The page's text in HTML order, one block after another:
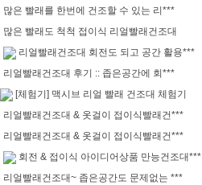
많은 빨래를 한번에 건조할 수 있는 리***
많은 빨래도 척척 접이식 리얼빨래건조대
리얼빨래건조대 회전도 되고 공간 활용***
리얼빨래건조대 후기 :: 좁은공간에 회***
[체험기] 맥시브 리얼 빨래 건조대 체험기
리얼빨래건조대 & 옷걸이 접이식빨래건***
리얼빨래건조대 & 옷걸이 접이식빨래건***
회전 & 접이식 아이디어상품 만능건조대***
리얼빨래건조대~ 좁은공간도 문제없는 ***